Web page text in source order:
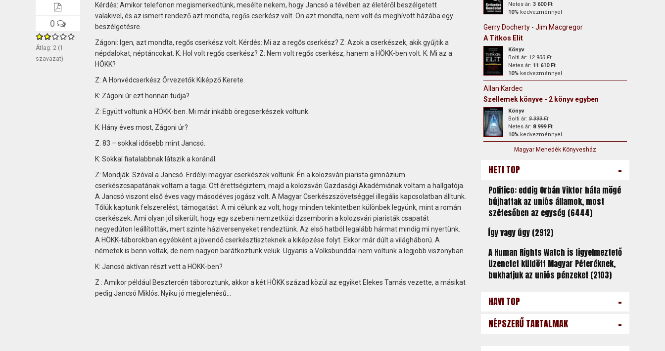
0
Átlag: 2 (1
szavazat)
Kérdés: Amikor telefonon megismerkedtünk, mesélte nekem, hogy Jancsó a tévében az életéről beszélgetett
valakivel, és az ismert rendező azt mondta, regős cserkész volt. Ön azt mondta, nem volt és meghívott házába egy
beszélgetésre.
Zágoni: Igen, azt mondta, regős cserkész volt. Kérdés: Mi az a regős cserkész? Z: Azok a cserkészek, akik gyűjtik a
népdalokat, néptáncokat. K: Hol volt regős cserkész? Z: Nem volt regős cserkész, hanem a HÖKK-ben volt. K: Mi az a
HÖKK?
Z: A Honvédcserkész Őrvezetők Kiképző Kerete.
K: Zágoni úr ezt honnan tudja?
Z: Együtt voltunk a HÖKK-ben. Mi már inkább öregcserkészek voltunk.
K: Hány éves most, Zágoni úr?
Z: 83 – sokkal idősebb mint Jancsó.
K: Sokkal fiatalabbnak látszik a koránál.
Z: Mondják. Szóval a Jancsó. Erdélyi magyar cserkészek voltunk. Én a kolozsvári piarista gimnázium
cserkészcsapatának voltam a tagja. Ott érettségiztem, majd a kolozsvári Gazdasági Akadémiának voltam a hallgatója.
A Jancsó viszont első éves vagy másodéves jogász volt. A Magyar Cserkészszövetséggel illegális kapcsolatban álltunk.
Tőlük kaptunk felszerelést, támogatást. A mi célunk az volt, hogy minden tekintetben különbek legyünk, mint a román
cserkészek. Ami olyan jól sikerült, hogy egy szebeni nemzetközi dzsemborin a kolozsvári piaristák csapatát
negyedúton leállították, mert szinte háziversenyeket rendeztünk. Az első hatból legalább hármat mindig mi nyertünk.
A HÖKK-táborokban egyébként a jövendő cserkésztiszteknek a kiképzése folyt. Ekkor már dúlt a világháború. A
németek is benn voltak, de nem nagyon barátkoztunk velük. Ugyanis a Volksbunddal nem voltunk a legjobb viszonyban.
K: Jancsó aktívan részt vett a HÖKK-ben?
Z : Amikor például Besztercén táboroztunk, akkor a két HÖKK század közül az egyiket Elekes Tamás vezette, a másikat
pedig Jancsó Miklós. Nyiku jó megjelenésű…
Netes ár: 3 600 Ft
10%kedvezménnyel
Gerry Docherty - Jim Macgregor
A Titkos Elit
Könyv
Bolti ár:12 900 Ft
Netes ár: 11 610 Ft
10%kedvezménnyel
Allan Kardec
Szellemek könyve - 2 könyv egyben
Könyv
Bolti ár:9 999 Ft
Netes ár: 8 999 Ft
10%kedvezménnyel
Magyar Menedék Könyvesház
HETI TOP -
Politico: eddig Orbán Viktor háta mögé
bújhattak az uniós államok, most
szétesőben az egység (6444)
Így vagy úgy (2912)
A Human Rights Watch is figyelmeztető
üzenetet küldött Magyar Péteréknek,
bukhatjuk az uniós pénzeket (2103)
HAVI TOP -
NÉPSZERŰ TARTALMAK -